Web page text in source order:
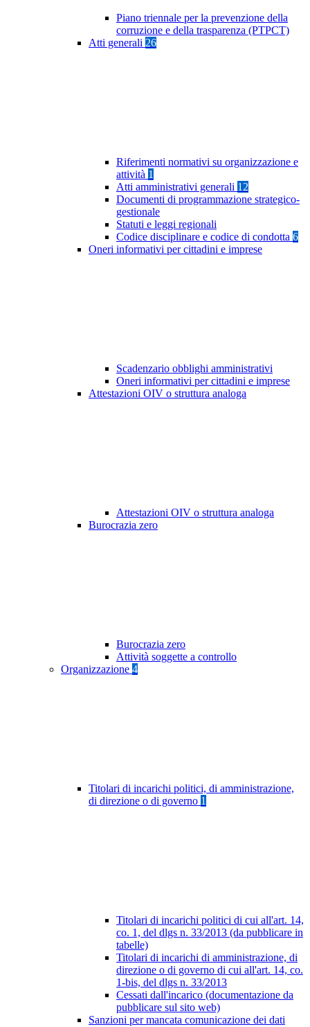
Piano triennale per la prevenzione della
corruzione e della trasparenza (PTPCT)
Atti generali 26
Riferimenti normativi su organizzazione e
attività 1
Atti amministrativi generali 12
Documenti di programmazione strategico-
gestionale
Statuti e leggi regionali
Codice disciplinare e codice di condotta 6
Oneri informativi per cittadini e imprese
Scadenzario obblighi amministrativi
Oneri informativi per cittadini e imprese
Attestazioni OIV o struttura analoga
Attestazioni OIV o struttura analoga
Burocrazia zero
Burocrazia zero
Attività soggette a controllo
Organizzazione 4
Titolari di incarichi politici, di amministrazione,
di direzione o di governo 1
Titolari di incarichi politici di cui all'art. 14,
co. 1, del dlgs n. 33/2013 (da pubblicare in
tabelle)
Titolari di incarichi di amministrazione, di
direzione o di governo di cui all'art. 14, co.
1-bis, del dlgs n. 33/2013
Cessati dall'incarico (documentazione da
pubblicare sul sito web)
Sanzioni per mancata comunicazione dei dati